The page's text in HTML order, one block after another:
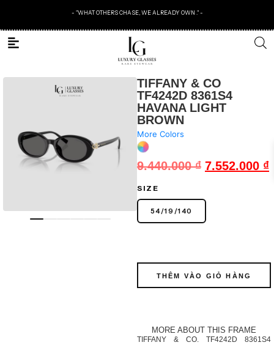
- "WHAT OTHERS CHASE, WE ALREADY OWN ." -
TIFFANY & CO
TF4242D 8361S4
HAVANA LIGHT
BROWN
More Colors
9.440.000₫ 7.552.000 ₫
SIZE
54 /19 /140
THÊM VÀO GIỎ HÀNG
MORE ABOUT THIS FRAME
TIFFANY & CO. TF4242D 8361S4